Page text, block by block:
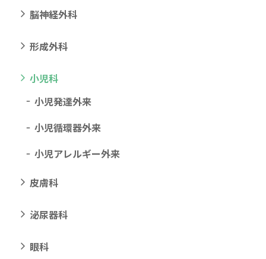
脳神経外科
形成外科
小児科
小児発達外来
小児循環器外来
小児アレルギー外来
皮膚科
泌尿器科
眼科